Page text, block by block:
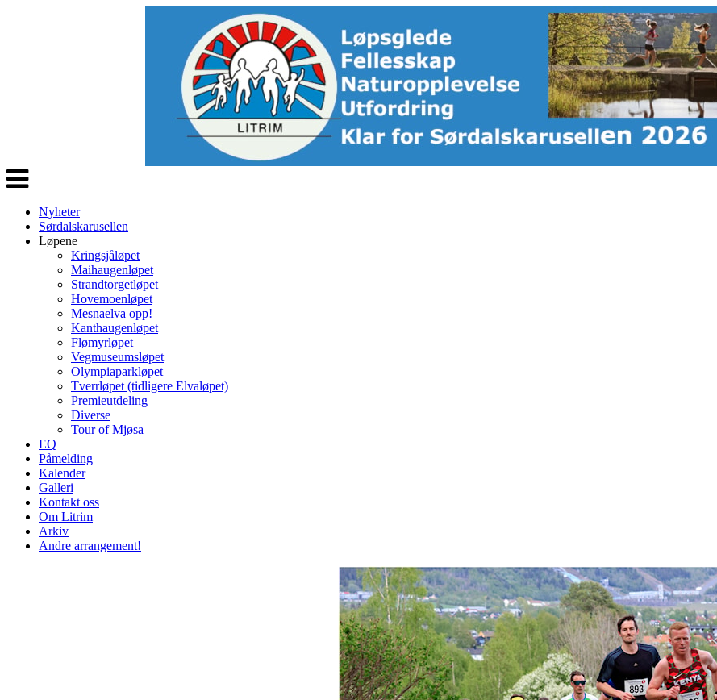
Veksle
navigasjon
Nyheter
Sørdalskarusellen
Løpene
Kringsjåløpet
Maihaugenløpet
Strandtorgetløpet
Hovemoenløpet
Mesnaelva opp!
Kanthaugenløpet
Flømyrløpet
Vegmuseumsløpet
Olympiaparkløpet
Tverrløpet (tidligere Elvaløpet)
Premieutdeling
Diverse
Tour of Mjøsa
EQ
Påmelding
Kalender
Galleri
Kontakt oss
Om Litrim
Arkiv
Andre arrangement!